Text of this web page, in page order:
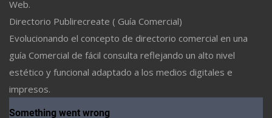
Web.
Directorio Publirecreate ( Guía Comercial)
Evolucionando el concepto de directorio comercial en una
guía Comercial de fácil consulta reflejando un alto nivel
estético y funcional adaptado a los medios digitales e
impresos.